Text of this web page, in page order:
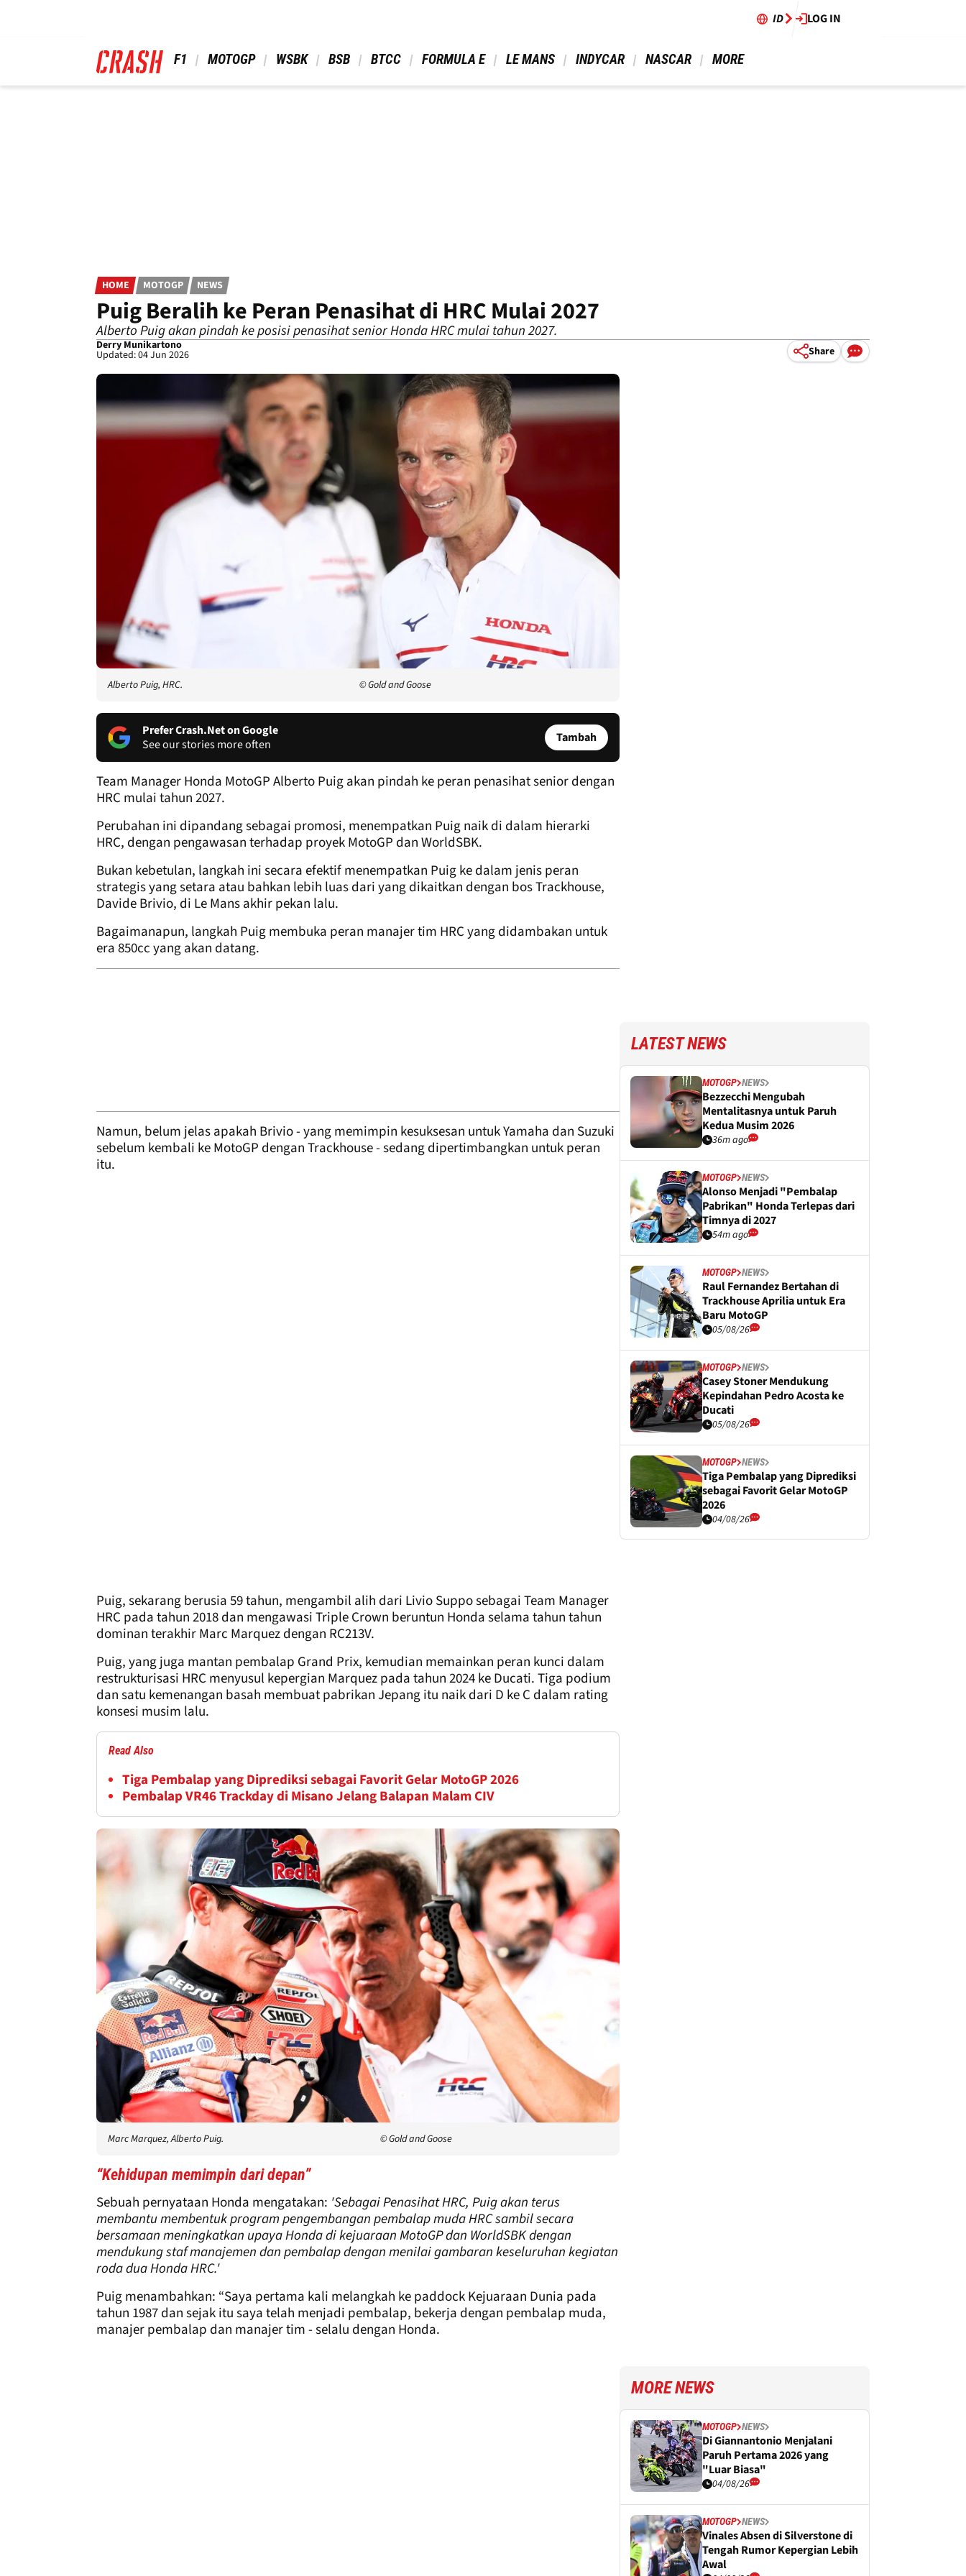
ID LOG IN
F1 MOTOGP WSBK BSB BTCC FORMULA E LE MANS INDYCAR NASCAR MORE
HOME MOTOGP NEWS
Puig Beralih ke Peran Penasihat di HRC Mulai 2027
Alberto Puig akan pindah ke posisi penasihat senior Honda HRC mulai tahun 2027.
Derry Munikartono
Updated: 04 Jun 2026 Share
Alberto Puig, HRC. © Gold and Goose
Prefer Crash.Net on Google
See our stories more often
Tambah
Team Manager Honda MotoGP Alberto Puig akan pindah ke peran penasihat senior dengan
HRC mulai tahun 2027.
Perubahan ini dipandang sebagai promosi, menempatkan Puig naik di dalam hierarki
HRC, dengan pengawasan terhadap proyek MotoGP dan WorldSBK.
Bukan kebetulan, langkah ini secara efektif menempatkan Puig ke dalam jenis peran
strategis yang setara atau bahkan lebih luas dari yang dikaitkan dengan bos Trackhouse,
Davide Brivio, di Le Mans akhir pekan lalu.
Bagaimanapun, langkah Puig membuka peran manajer tim HRC yang didambakan untuk
era 850cc yang akan datang.
Namun, belum jelas apakah Brivio - yang memimpin kesuksesan untuk Yamaha dan Suzuki
sebelum kembali ke MotoGP dengan Trackhouse - sedang dipertimbangkan untuk peran
itu.
Puig, sekarang berusia 59 tahun, mengambil alih dari Livio Suppo sebagai Team Manager
HRC pada tahun 2018 dan mengawasi Triple Crown beruntun Honda selama tahun tahun
dominan terakhir Marc Marquez dengan RC213V.
Puig, yang juga mantan pembalap Grand Prix, kemudian memainkan peran kunci dalam
restrukturisasi HRC menyusul kepergian Marquez pada tahun 2024 ke Ducati. Tiga podium
dan satu kemenangan basah membuat pabrikan Jepang itu naik dari D ke C dalam rating
konsesi musim lalu.
Read Also
Tiga Pembalap yang Diprediksi sebagai Favorit Gelar MotoGP 2026
Pembalap VR46 Trackday di Misano Jelang Balapan Malam CIV
Marc Marquez, Alberto Puig. © Gold and Goose
“Kehidupan memimpin dari depan”
Sebuah pernyataan Honda mengatakan: 'Sebagai Penasihat HRC, Puig akan terus
membantu membentuk program pengembangan pembalap muda HRC sambil secara
bersamaan meningkatkan upaya Honda di kejuaraan MotoGP dan WorldSBK dengan
mendukung staf manajemen dan pembalap dengan menilai gambaran keseluruhan kegiatan
roda dua Honda HRC.'
Puig menambahkan: “Saya pertama kali melangkah ke paddock Kejuaraan Dunia pada
tahun 1987 dan sejak itu saya telah menjadi pembalap, bekerja dengan pembalap muda,
manajer pembalap dan manajer tim - selalu dengan Honda.
LATEST NEWS
MOTOGP NEWS
Bezzecchi Mengubah
Mentalitasnya untuk Paruh
Kedua Musim 2026
36m ago
MOTOGP NEWS
Alonso Menjadi "Pembalap
Pabrikan" Honda Terlepas dari
Timnya di 2027
54m ago
MOTOGP NEWS
Raul Fernandez Bertahan di
Trackhouse Aprilia untuk Era
Baru MotoGP
05/08/26
MOTOGP NEWS
Casey Stoner Mendukung
Kepindahan Pedro Acosta ke
Ducati
05/08/26
MOTOGP NEWS
Tiga Pembalap yang Diprediksi
sebagai Favorit Gelar MotoGP
2026
04/08/26
MORE NEWS
MOTOGP NEWS
Di Giannantonio Menjalani
Paruh Pertama 2026 yang
"Luar Biasa"
04/08/26
MOTOGP NEWS
Vinales Absen di Silverstone di
Tengah Rumor Kepergian Lebih
Awal